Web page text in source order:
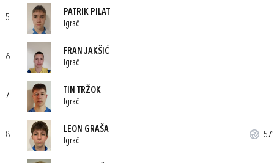
5
PATRIK PILAT
Igrač
6
FRAN JAKŠIĆ
Igrač
7
TIN TRŽOK
Igrač
8
LEON GRAŠA
Igrač
57'